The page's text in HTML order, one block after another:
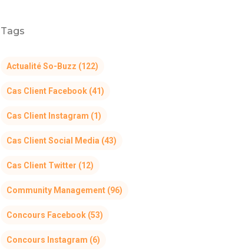
Tags
Actualité So-Buzz (122)
Cas Client Facebook(41)
Cas Client Instagram (1)
Cas Client Social Media (43)
Cas Client Twitter (12)
Community Management(96)
Concours Facebook(53)
Concours Instagram (6)